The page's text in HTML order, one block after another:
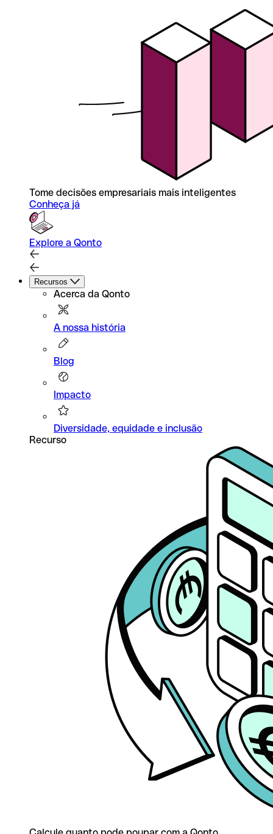
Tome decisões empresariais mais inteligentes
Conheça já
Explore a Qonto
Recursos
Acerca da Qonto
A nossa história
Blog
Impacto
Diversidade, equidade e inclusão
Recurso